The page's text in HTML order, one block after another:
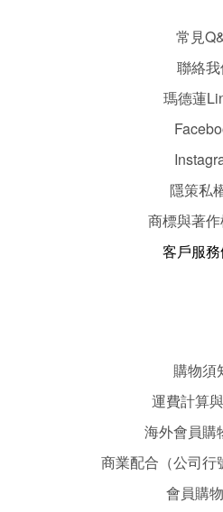
常見
聯絡
瑪德蓮
隱策私
商標與著
客戶服
購物須
運費計算
海外會員購
商業配合（公司行
會員購